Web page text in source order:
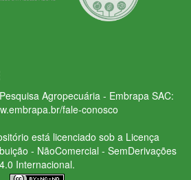
Agropecuária - Embrapa SAC:
fale-conosco
está licenciado sob a Licença
- NãoComercial - SemDerivações
4.0 Internacional.